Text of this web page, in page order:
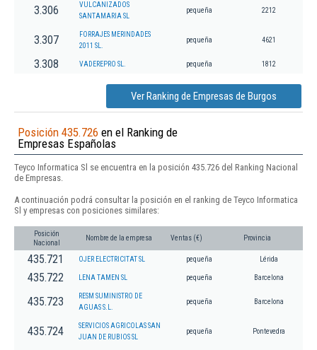
3.306
VULCANIZADOS
SANTAMARIA SL
pequeña 2212
3.307
FORRAJES MERINDADES
2011 SL.
pequeña 4621
3.308 VADEREPRO SL. pequeña 1812
Ver Ranking de Empresas de Burgos
Posición 435.726 en el Ranking de
Empresas Españolas
Teyco Informatica Sl se encuentra en la posición 435.726 del Ranking Nacional
de Empresas.
A continuación podrá consultar la posición en el ranking de Teyco Informatica
Sl y empresas con posiciones similares:
Posición
Nacional
Nombre de la empresa Ventas (€) Provincia
435.721 OJER ELECTRICITAT SL pequeña Lérida
435.722 LENA TAMEN SL pequeña Barcelona
435.723
RESM SUMINISTRO DE
AGUAS S.L.
pequeña Barcelona
435.724
SERVICIOS AGRICOLAS SAN
JUAN DE RUBIOS SL
pequeña Pontevedra